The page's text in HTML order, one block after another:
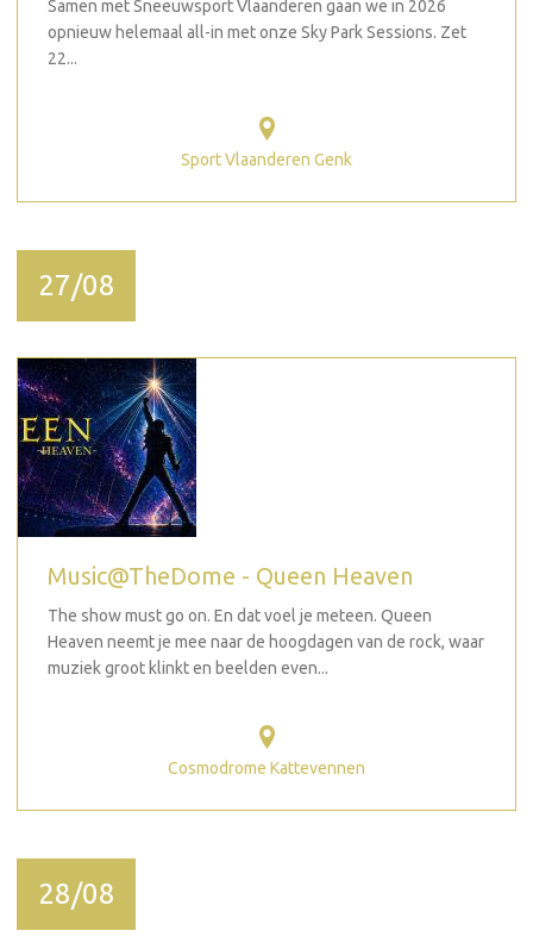
Samen met Sneeuwsport Vlaanderen gaan we in 2026
opnieuw helemaal all-in met onze Sky Park Sessions. Zet
22...
Sport Vlaanderen Genk
27/08
Music@TheDome - Queen Heaven
The show must go on. En dat voel je meteen. Queen
Heaven neemt je mee naar de hoogdagen van de rock, waar
muziek groot klinkt en beelden even...
Cosmodrome Kattevennen
28/08